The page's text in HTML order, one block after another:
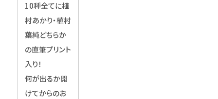
10種全てに植
村あかり・植村
葉純どちらか
の直筆プリント
入り！
何が出るか開
けてからのお